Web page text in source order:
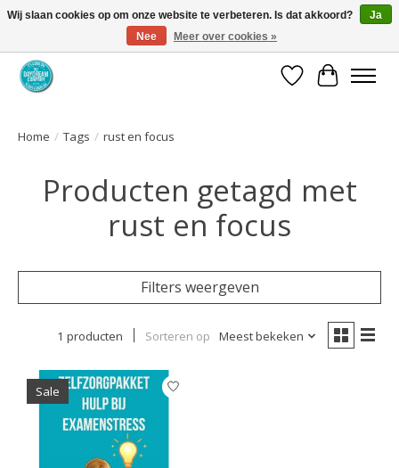
Coaching via download. Effectief en voordelig.
Verlanglijst
Home / Tags / rust en focus
Producten getagd met
rust en focus
Filters weergeven
1 producten Sorteren op Meest bekeken
Sale
Wij slaan cookies op om onze website te verbeteren. Is dat akkoord?
Ja
Nee
Meer over cookies »